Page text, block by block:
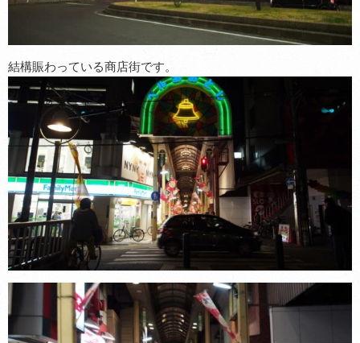
結構賑わっている商店街です。